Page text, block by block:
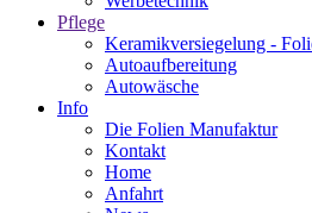
Pflege
Keramikversiegelung -
Autoaufbereitung
Autowäsche
Info
Die Folien Manufaktur
Kontakt
Home
Anfahrt